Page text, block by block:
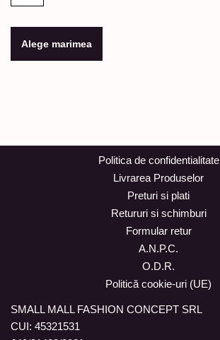
Alege marimea
Politica de confidentialitate
Livrarea Produselor
Preturi si plati
Retururi si schimburi
Formular retur
A.N.P.C.
O.D.R.
Politică cookie-uri (UE)
SMALL MALL FASHION CONCEPT SRL
CUI: 45321531